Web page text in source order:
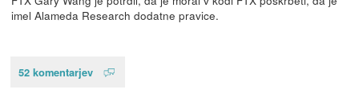
imel Alameda Research dodatne pravice.
52 komentarjev